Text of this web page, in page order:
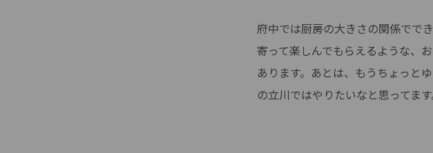
府中では厨房の大きさの関係でで
寄って楽しんでもらえるような、
あります。あとは、もうちょっと
の立川ではやりたいなと思ってます